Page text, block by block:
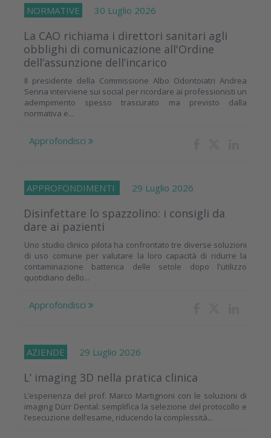
NORMATIVE 30 Luglio 2026
La CAO richiama i direttori sanitari agli
obblighi di comunicazione all'Ordine
dell’assunzione dell’incarico
Il presidente della Commissione Albo Odontoiatri Andrea
Senna interviene sui social per ricordare ai professionisti un
adempimento spesso trascurato ma previsto dalla
normativa e...
Approfondisci
APPROFONDIMENTI 29 Luglio 2026
Disinfettare lo spazzolino: i consigli da
dare ai pazienti
Uno studio clinico pilota ha confrontato tre diverse soluzioni
di uso comune per valutare la loro capacità di ridurre la
contaminazione batterica delle setole dopo l'utilizzo
quotidiano dello...
Approfondisci
AZIENDE 29 Luglio 2026
L’ imaging 3D nella pratica clinica
L’esperienza del prof. Marco Martignoni con le soluzioni di
imaging Dürr Dental: semplifica la selezione del protocollo e
l’esecuzione dell’esame, riducendo la complessità...